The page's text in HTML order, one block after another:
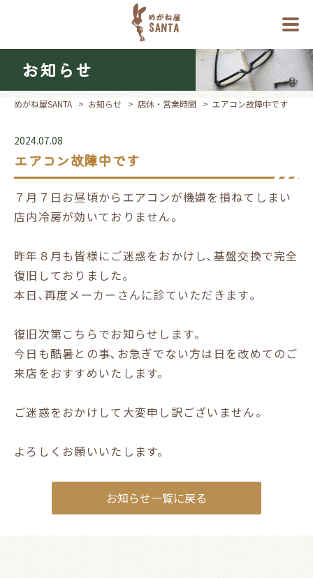
お知らせ
めがね屋SANTA > お知らせ > 店休・営業時間 > エアコン故障中です
2024.07.08
エアコン故障中です
７月７日お昼頃からエアコンが機嫌を損ねてしまい
店内冷房が効いておりません。
昨年８月も皆様にご迷惑をおかけし､基盤交換で完全
復旧しておりました｡
本日､再度メーカーさんに診ていただきます｡
復旧次第こちらでお知らせします｡
今日も酷暑との事､お急ぎでない方は日を改めてのご
来店をおすすめいたします。
ご迷惑をおかけして大変申し訳ございません。
よろしくお願いいたします。
お知らせ一覧に戻る